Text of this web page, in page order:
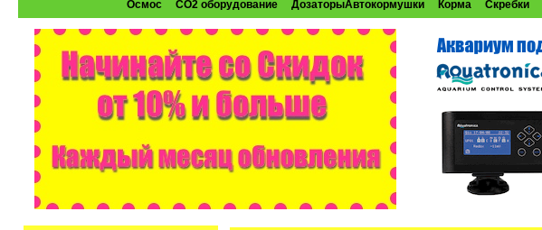
Осмос
CO2 оборудование ДозаторыАвтокормушки Корма Скребки